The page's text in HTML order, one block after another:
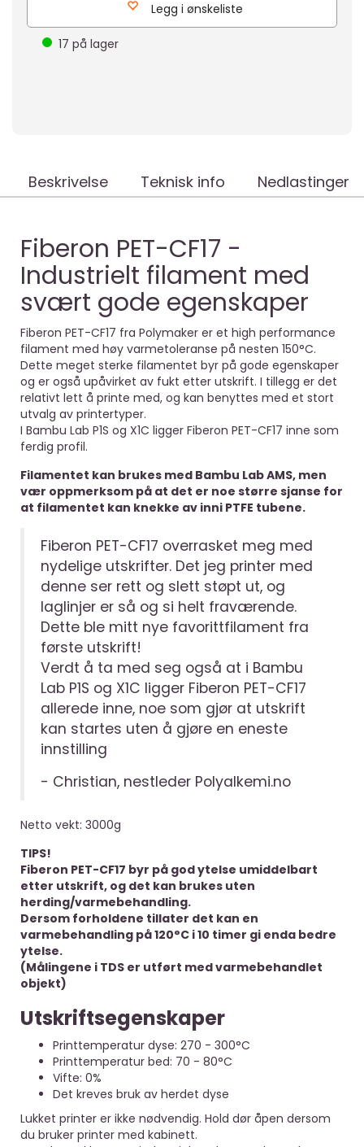
Legg i ønskeliste
17 på lager
Beskrivelse Teknisk info Nedlastinger
Fiberon PET-CF17 -
Industrielt filament med
svært gode egenskaper
Fiberon PET-CF17 fra Polymaker er et high performance
filament med høy varmetoleranse på nesten 150°C.
Dette meget sterke filamentet byr på gode egenskaper
og er også upåvirket av fukt etter utskrift. I tillegg er det
relativt lett å printe med, og kan benyttes med et stort
utvalg av printertyper.
I Bambu Lab P1S og X1C ligger Fiberon PET-CF17 inne som
ferdig profil.
Filamentet kan brukes med Bambu Lab AMS, men
vær oppmerksom på at det er noe større sjanse for
at filamentet kan knekke av inni PTFE tubene.
Fiberon PET-CF17 overrasket meg med
nydelige utskrifter. Det jeg printer med
denne ser rett og slett støpt ut, og
laglinjer er så og si helt fraværende.
Dette ble mitt nye favorittfilament fra
første utskrift!
Verdt å ta med seg også at i Bambu
Lab P1S og X1C ligger Fiberon PET-CF17
allerede inne, noe som gjør at utskrift
kan startes uten å gjøre en eneste
innstilling
- Christian, nestleder Polyalkemi.no
Netto vekt: 3000g
TIPS!
Fiberon PET-CF17 byr på god ytelse umiddelbart
etter utskrift, og det kan brukes uten
herding/varmebehandling.
Dersom forholdene tillater det kan en
varmebehandling på 120°C i 10 timer gi enda bedre
ytelse.
(Målingene i TDS er utført med varmebehandlet
objekt)
Utskriftsegenskaper
Printtemperatur dyse: 270 - 300°C
Printtemperatur bed: 70 - 80°C
Vifte: 0%
Det kreves bruk av herdet dyse
Lukket printer er ikke nødvendig. Hold dør åpen dersom
du bruker printer med kabinett.